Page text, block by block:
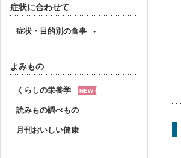
症状に合わせて
症状・目的別の食事
よみもの
くらしの栄養学
読みもの調べもの
月刊おいしい健康